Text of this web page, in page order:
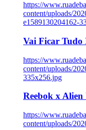
https://
content/uploads/
e1589130204162-
Vai Ficar Tudo
https://
content/uploads/
335x256.jpg
Reebok x
https://
content/uploads/